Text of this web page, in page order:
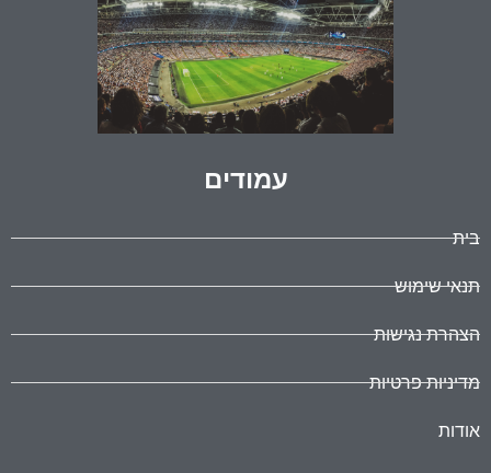
עמודים
בית
תנאי שימוש
הצהרת נגישות
מדיניות פרטיות
אודות